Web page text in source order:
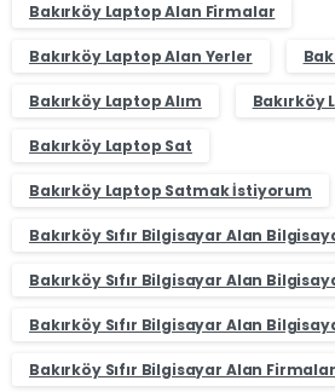
Bakırköy Laptop Alan Firmalar
Bakırköy Laptop Alan Yerler
Bakırköy Laptop Alım Bakırköy
Bakırköy Laptop Sat
Bakırköy Laptop Satmak İstiyorum
Bakırköy Sıfır Bilgisayar Alan
Bakırköy Sıfır Bilgisayar Alan
Bakırköy Sıfır Bilgisayar Alan
Bakırköy Sıfır Bilgisayar Alan Firmalar